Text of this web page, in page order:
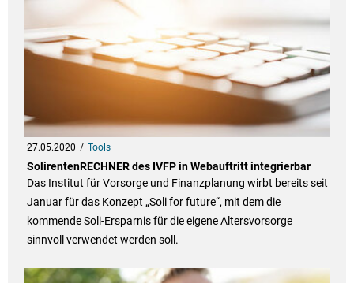
27.05.2020 Tools
SolirentenRECHNER des IVFP in Webauftritt integrierbar
Das Institut für Vorsorge und Finanzplanung wirbt bereits seit
Januar für das Konzept „Soli for future“, mit dem die
kommende Soli-Ersparnis für die eigene Altersvorsorge
sinnvoll verwendet werden soll.